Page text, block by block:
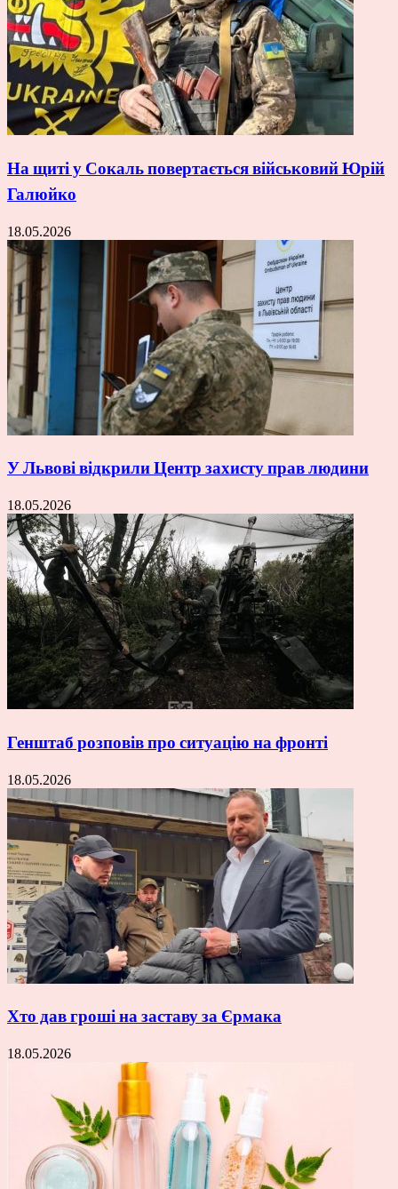
На щиті у Сокаль повертається військовий Юрій
Галюйко
18.05.2026
У Львові відкрили Центр захисту прав людини
18.05.2026
Генштаб розповів про ситуацію на фронті
18.05.2026
Хто дав гроші на заставу за Єрмака
18.05.2026